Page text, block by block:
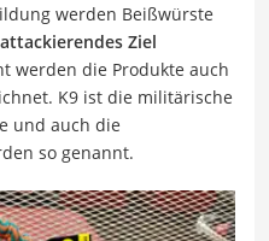
werden Beißwürste
Ziel
werden die Produkte auch
K9 ist die militärische
und auch die
so genannt.